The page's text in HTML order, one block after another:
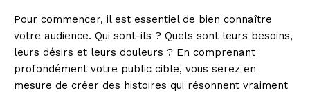
Pour commencer, il est essentiel de bien connaître
votre audience. Qui sont-ils ? Quels sont leurs besoins,
leurs désirs et leurs douleurs ? En comprenant
profondément votre public cible, vous serez en
mesure de créer des histoires qui résonnent vraiment